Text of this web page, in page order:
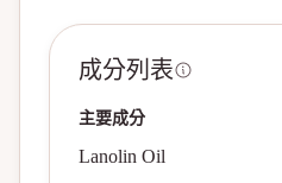
成分列表
主要成分
Lanolin Oil